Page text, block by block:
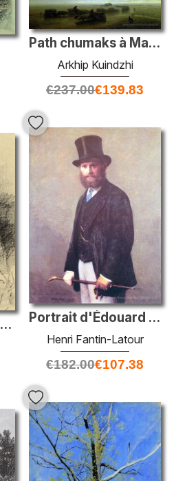
Path chumaks à Mariupol
Arkhip Kuindzhi
€237.00€139.83
Portrait d'Édouard Manet
Henri Fantin-Latour
€182.00€107.38
Portrait de T. A. Mamontova